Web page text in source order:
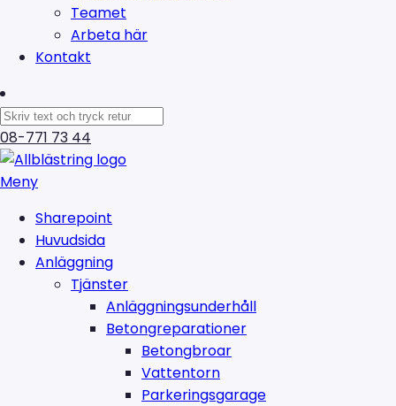
Teamet
Arbeta här
Kontakt
08-771 73 44
Meny
Sharepoint
Huvudsida
Anläggning
Tjänster
Anläggningsunderhåll
Betongreparationer
Betongbroar
Vattentorn
Parkeringsgarage